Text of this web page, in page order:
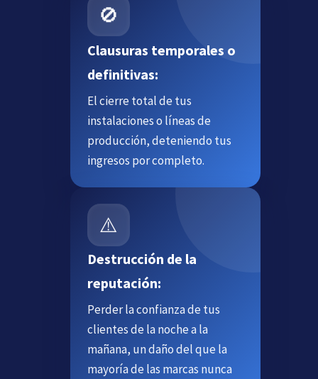
🚫
Clausuras temporales o
definitivas:
El cierre total de tus
instalaciones o líneas de
producción, deteniendo tus
ingresos por completo.
⚠️
Destrucción de la
reputación:
Perder la confianza de tus
clientes de la noche a la
mañana, un daño del que la
mayoría de las marcas nunca